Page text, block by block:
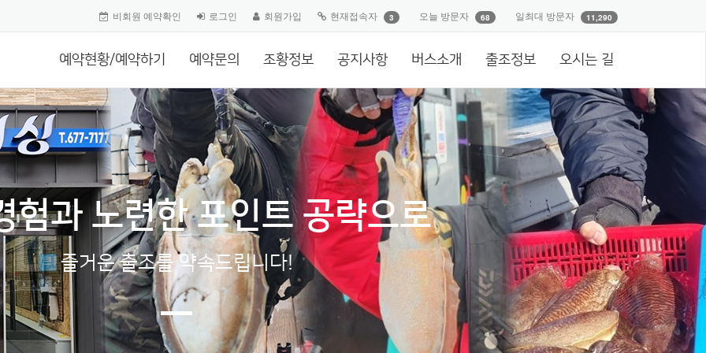
비회원 예약확인 로그인 회원가입 현재접속자 3 오늘 방문자 68 일최대 방문자 11,290
예약현황/예약하기 예약문의 조황정보 공지사항 버스소개 출조정보 오시는 길
험과 노련한 포인트 공략으로
즐거운 출조를 약속드립니다!